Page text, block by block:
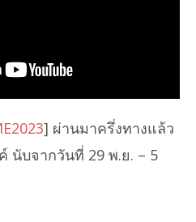
] ผ่านมาครึ่งทางแล้ว
นับจากวันที่ 29 พ.ย. – 5